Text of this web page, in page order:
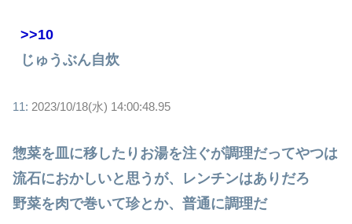
>>10
じゅうぶん自炊
11: 2023/10/18(水) 14:00:48.95
惣菜を皿に移したりお湯を注ぐが調理だってやつは
流石におかしいと思うが、レンチンはありだろ
野菜を肉で巻いて珍とか、普通に調理だ